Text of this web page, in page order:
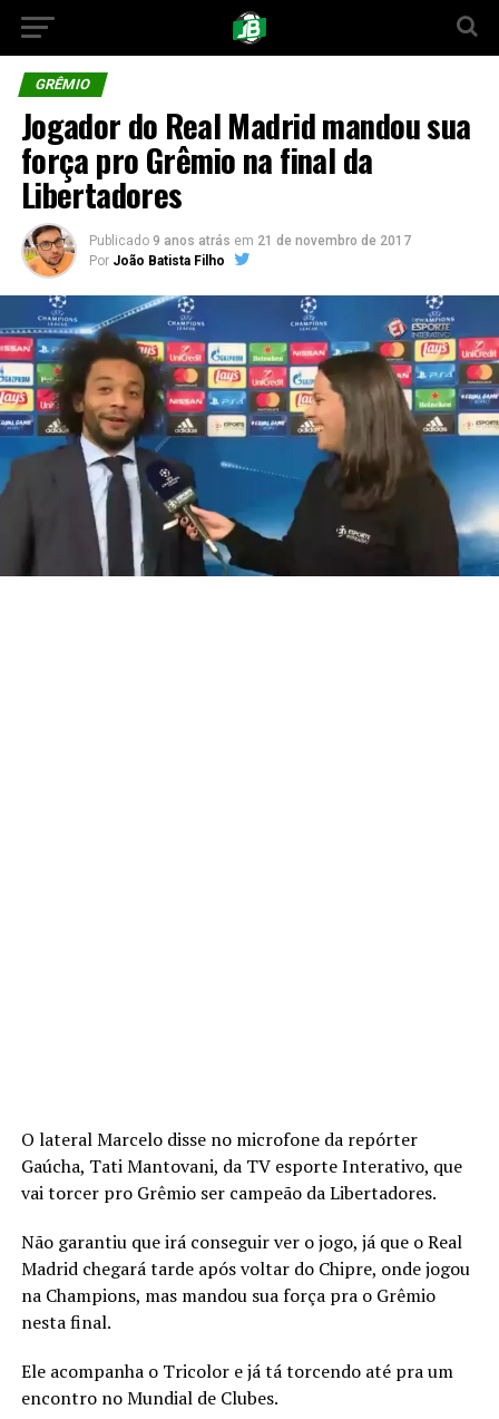
GRÊMIO
Jogador do Real Madrid mandou sua
força pro Grêmio na final da
Libertadores
Publicado 9 anos atrás em 21 de novembro de 2017
Por João Batista Filho
O lateral Marcelo disse no microfone da repórter
Gaúcha, Tati Mantovani, da TV esporte Interativo, que
vai torcer pro Grêmio ser campeão da Libertadores.
Não garantiu que irá conseguir ver o jogo, já que o Real
Madrid chegará tarde após voltar do Chipre, onde jogou
na Champions, mas mandou sua força pra o Grêmio
nesta final.
Ele acompanha o Tricolor e já tá torcendo até pra um
encontro no Mundial de Clubes.